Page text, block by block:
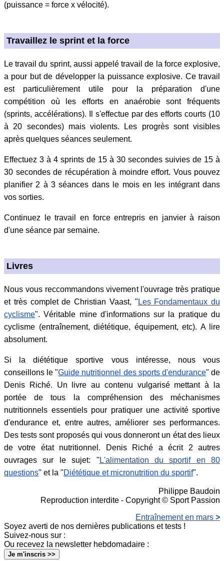
(puissance = force x vélocité).
Travaillez le sprint et la force
Le travail du sprint, aussi appelé travail de la force explosive,
a pour but de développer la puissance explosive. Ce travail
est particulièrement utile pour la préparation d'une
compétition où les efforts en anaérobie sont fréquents
(sprints, accélérations). Il s'effectue par des efforts courts (10
à 20 secondes) mais violents. Les progrès sont visibles
après quelques séances seulement.
Effectuez 3 à 4 sprints de 15 à 30 secondes suivies de 15 à
30 secondes de récupération à moindre effort. Vous pouvez
planifier 2 à 3 séances dans le mois en les intégrant dans
vos sorties.
Continuez le travail en force entrepris en janvier à raison
d'une séance par semaine.
Livres
Nous vous reccommandons vivement l'ouvrage très pratique
et très complet de Christian Vaast, " Les Fondamentaux du
cyclisme". Véritable mine d'informations sur la pratique du
cyclisme (entraînement, diététique, équipement, etc). A lire
absolument.
Si la diététique sportive vous intéresse, nous vous
conseillons le "Guide nutritionnel des sports d'endurance" de
Denis Riché. Un livre au contenu vulgarisé mettant à la
portée de tous la compréhension des méchanismes
nutritionnels essentiels pour pratiquer une activité sportive
d'endurance et, entre autres, améliorer ses performances.
Des tests sont proposés qui vous donneront un état des lieux
de votre état nutritionnel. Denis Riché a écrit 2 autres
ouvrages sur le sujet: " L'alimentation du sportif en 80
questions" et la "Diététique et micronutrition du sportif".
Philippe Baudoin
Reproduction interdite - Copyright © Sport Passion
Entraînement en mars >
Soyez averti de nos dernières publications et tests !
Suivez-nous sur :
Ou recevez la newsletter hebdomadaire :
Je m'inscris >>